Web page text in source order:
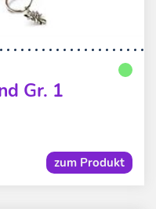
Gr. 1
zum Produkt